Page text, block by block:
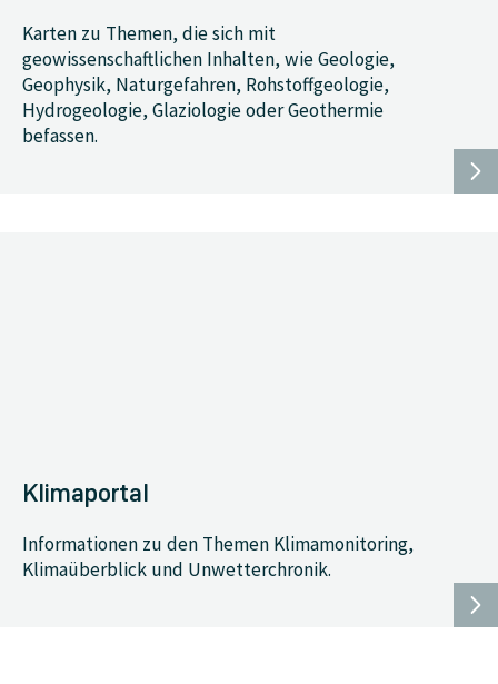
Karten zu Themen, die sich mit
geowissenschaftlichen Inhalten, wie Geologie,
Geophysik, Naturgefahren, Rohstoffgeologie,
Hydrogeologie, Glaziologie oder Geothermie
befassen.
Klimaportal
Informationen zu den Themen Klimamonitoring,
Klimaüberblick und Unwetterchronik.